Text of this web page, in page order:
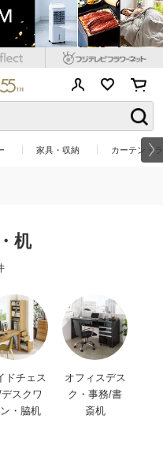
家具・収納 カーテン・
机
ドチェス
デスクワ
・脇机
オフィスデス
ク・事務/書
斎机